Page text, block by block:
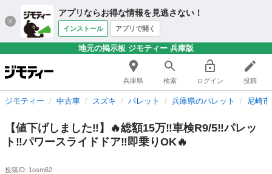
アプリならお得な情報を見逃さない！
インストール アプリで開く
地元の掲示板 ジモティー 兵庫版
兵庫県 検索 ログイン 投稿
ジモティー 中古車 スズキ パレット 兵庫県のパレット 尼崎
【値下げしました‼️】🔥総額15万‼️車検R9/5‼️パレッ
ト‼️パワースライドドア‼️即乗りOK🔥
投稿ID: 1osm62